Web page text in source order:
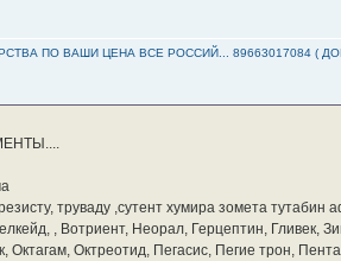
ПО ВАШИ ЦЕНА ВСЕ РОССИЙ... 89663017084 (
труваду ,сутент хумира зомета
, Вотриент, Неорал, Герцептин, Гливек,
Октреотид, Пегасис, Пегие трон,